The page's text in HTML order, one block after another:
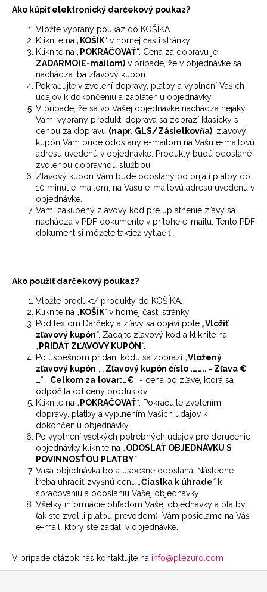
Ako kúpiť elektronický darčekový poukaz?
Vložte vybraný poukaz do KOŠÍKA.
Kliknite na „KOŠÍK“ v hornej časti stránky.
Kliknite na „POKRAČOVAŤ“. Cena za dopravu je
ZADARMO(E-mailom) v prípade, že v objednávke sa
nachádza iba zľavový kupón.
Pokračujte v zvolení dopravy, platby a vyplnení Vašich
údajov k dokončeniu a zaplateniu objednávky.
V prípade, že sa vo Vašej objednávke nachádza nejaký
Vami vybraný produkt, doprava sa zobrazí klasicky s
cenou za dopravu (napr. GLS/Zásielkovňa) , zľavový
kupón Vám bude odoslaný e-mailom na Vašu e-mailovú
adresu uvedenú v objednávke. Produkty budú odoslané
zvolenou dopravnou službou.
Zľavový kupón Vám bude odoslaný po prijatí platby do
10 minút e-mailom, na Vašu e-mailovú adresu uvedenú v
objednávke.
Vami zakúpený zľavový kód pre uplatnenie zľavy sa
nachádza v PDF dokumente v prílohe e-mailu. Tento PDF
dokument si môžete taktiež vytlačiť.
Ako použiť darčekový poukaz?
Vložte produkt/ produkty do KOŠÍKA.
Kliknite na „KOŠÍK“v hornej časti stránky.
Pod textom Darčeky a zľavy sa objaví pole „Vložiť
zľavový kupón“. Zadajte zľavový kód a kliknite na
„PRIDAŤ ZĽAVOVÝ KUPÓN“.
Po úspešnom pridaní kódu sa zobrazí „Vložený
zľavový kupón“, „Zľavový kupón číslo .…….. - Zľava €
…“, „Celkom za tovar:…€“ - cena po zľave, ktorá sa
odpočíta od ceny produktov.
Kliknite na „POKRAČOVAŤ“. Pokračujte zvolením
dopravy, platby a vyplnením Vašich údajov k
dokončeniu objednávky.
Po vyplnení všetkých potrebných údajov pre doručenie
objednávky kliknite na „ODOSLAŤ OBJEDNÁVKU S
POVINNOSŤOU PLATBY“.
Vaša objednávka bola úspešne odoslaná. Následne
treba uhradiť zvyšnú cenu „Čiastka k úhrade“k
spracovaniu a odoslaniu Vašej objednávky.
Všetky informácie ohľadom Vašej objednávky a platby
(ak ste zvolili platbu prevodom), Vám posielame na Váš
e-mail, ktorý ste zadali v objednávke.
V prípade otázok nás kontaktujte na info@plezuro.com